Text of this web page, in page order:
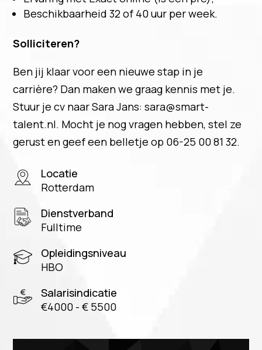
Beschikbaarheid 32 of 40 uur per week.
Solliciteren?
Ben jij klaar voor een nieuwe stap in je
carrière? Dan maken we graag kennis met je.
Stuur je cv naar Sara Jans: sara@smart-
talent.nl. Mocht je nog vragen hebben, stel ze
gerust en geef een belletje op 06-25 00 81 32.
Locatie
Rotterdam
Dienstverband
Fulltime
Opleidingsniveau
HBO
Salarisindicatie
€4000 - € 5500